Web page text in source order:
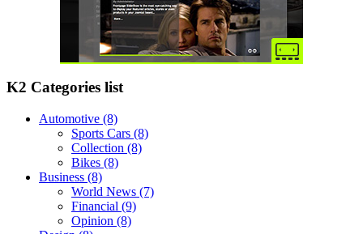
K2 Categories list
Automotive (8)
Sports Cars (8)
Collection (8)
Bikes (8)
Business (8)
World News (7)
Financial (9)
Opinion (8)